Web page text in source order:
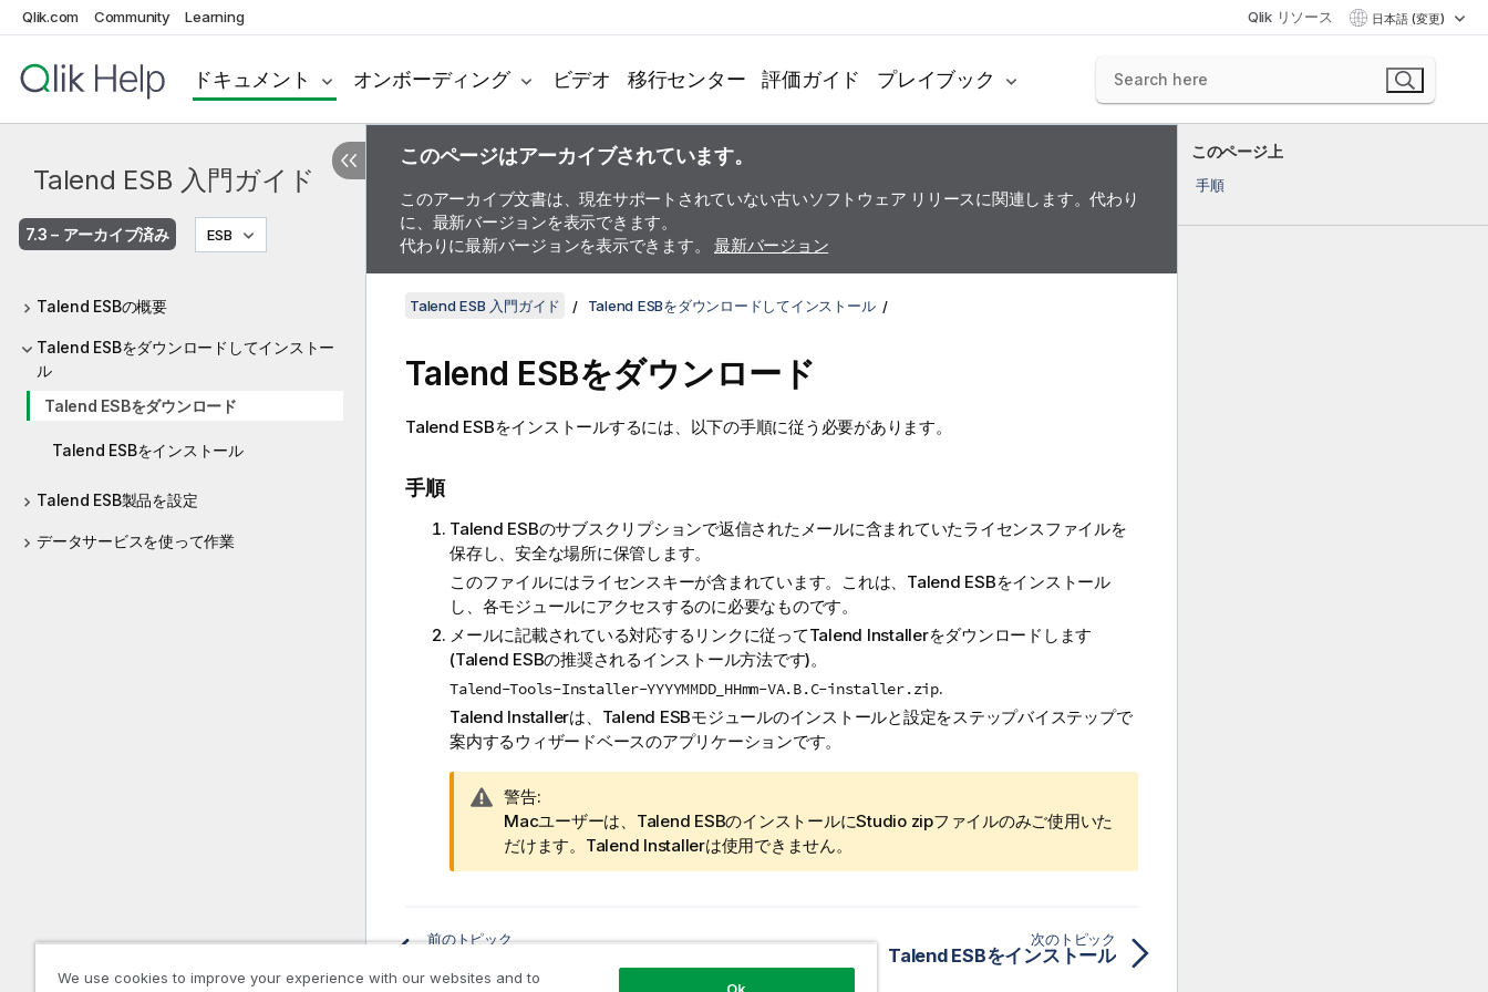
Qlik.com Community Learning Qlik リソース 日本語 (変更)
ドキュメント オンボーディング ビデオ 移行センター 評価ガイド プレイブック
Talend ESB 入門ガイド
7.3 – アーカイブ済み ESB
Talend ESBの概要
Talend ESBをダウンロードしてインストー
ル
Talend ESBをダウンロード
Talend ESBをインストール
Talend ESB製品を設定
データサービスを使って作業
このページ上
手順
このページはアーカイブされています。
このアーカイブ文書は、現在サポートされていない古いソフトウェア リリースに関連します。代わり
に、最新バージョンを表示できます。
代わりに最新バージョンを表示できます。 最新バージョン
Talend ESB 入門ガイド Talend ESBをダウンロードしてインストール
Talend ESBをダウンロード
Talend ESBをインストールするには、以下の手順に従う必要があります。
手順
Talend ESBのサブスクリプションで返信されたメールに含まれていたライセンスファイルを
保存し、安全な場所に保管します。
このファイルにはライセンスキーが含まれています。これは、 Talend ESBをインストール
し、各モジュールにアクセスするのに必要なものです。
メールに記載されている対応するリンクに従ってTalend Installerをダウンロードします
(Talend ESBの推奨されるインストール方法です)。
Talend-Tools-Installer-YYYYMMDD_HHmm-VA.B.C-installer.zip.
Talend Installerは、 Talend ESBモジュールのインストールと設定をステップバイステップで
案内するウィザードベースのアプリケーションです。
情
報
メ
モ
警告:
Macユーザーは、 Talend ESBのインストールにStudio zipファイルのみご使用いた
だけます。 Talend Installerは使用できません。
前のトピック 次のトピック
Talend ESBをインストール
We use cookies to improve your experience with our websites and to